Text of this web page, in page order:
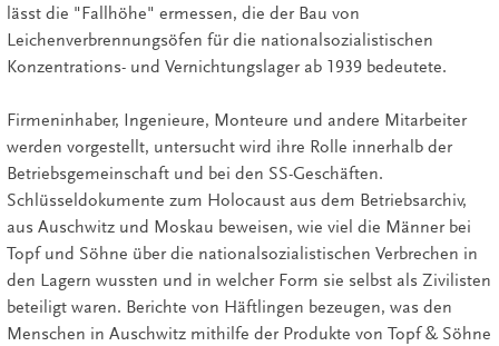
lässt die "Fallhöhe" ermessen, die der Bau von
Leichenverbrennungsöfen für die nationalsozialistischen
Konzentrations- und Vernichtungslager ab 1939 bedeutete.
Firmeninhaber, Ingenieure, Monteure und andere Mitarbeiter
werden vorgestellt, untersucht wird ihre Rolle innerhalb der
Betriebsgemeinschaft und bei den SS-Geschäften.
Schlüsseldokumente zum Holocaust aus dem Betriebsarchiv,
aus Auschwitz und Moskau beweisen, wie viel die Männer bei
Topf und Söhne über die nationalsozialistischen Verbrechen in
den Lagern wussten und in welcher Form sie selbst als Zivilisten
beteiligt waren. Berichte von Häftlingen bezeugen, was den
Menschen in Auschwitz mithilfe der Produkte von Topf & Söhne